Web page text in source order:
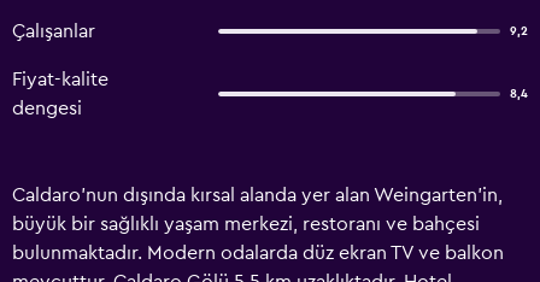
Çalışanlar 9,2
Fiyat-kalite
dengesi
8,4
Caldaro'nun dışında kırsal alanda yer alan Weingarten'in,
büyük bir sağlıklı yaşam merkezi, restoranı ve bahçesi
bulunmaktadır. Modern odalarda düz ekran TV ve balkon